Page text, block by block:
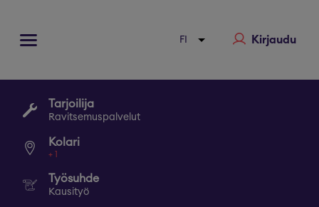
Kirjaudu
Tarjoilija
Ravitsemuspalvelut
Kolari
+ 1
Työsuhde
Kausityö